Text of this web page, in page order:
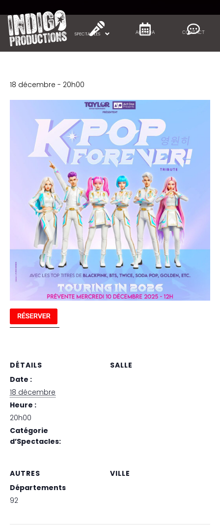
SPECTACLES AGENDA CONTACT
« Tous les Spectacles
18 décembre - 20h00
DÉTAILS
Date :
18 décembre
Heure :
20h00
Catégorie
d’Spectacles:
VILLE
SALLE
AUTRES
Départements
92